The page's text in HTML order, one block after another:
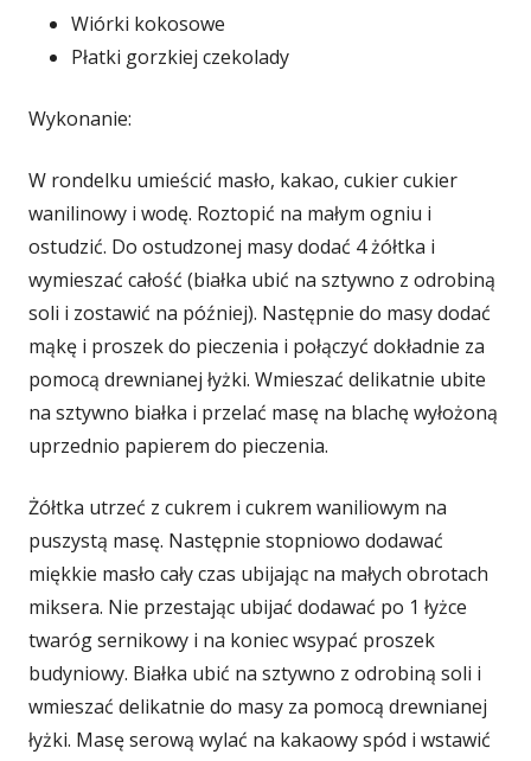
Wiórki kokosowe
Płatki gorzkiej czekolady
Wykonanie:
W rondelku umieścić masło, kakao, cukier cukier
wanilinowy i wodę. Roztopić na małym ogniu i
ostudzić. Do ostudzonej masy dodać 4 żółtka i
wymieszać całość (białka ubić na sztywno z odrobiną
soli i zostawić na później). Następnie do masy dodać
mąkę i proszek do pieczenia i połączyć dokładnie za
pomocą drewnianej łyżki. Wmieszać delikatnie ubite
na sztywno białka i przelać masę na blachę wyłożoną
uprzednio papierem do pieczenia.
Żółtka utrzeć z cukrem i cukrem waniliowym na
puszystą masę. Następnie stopniowo dodawać
miękkie masło cały czas ubijając na małych obrotach
miksera. Nie przestając ubijać dodawać po 1 łyżce
twaróg sernikowy i na koniec wsypać proszek
budyniowy. Białka ubić na sztywno z odrobiną soli i
wmieszać delikatnie do masy za pomocą drewnianej
łyżki. Masę serową wylać na kakaowy spód i wstawić